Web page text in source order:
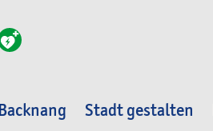
Stadt gestalten